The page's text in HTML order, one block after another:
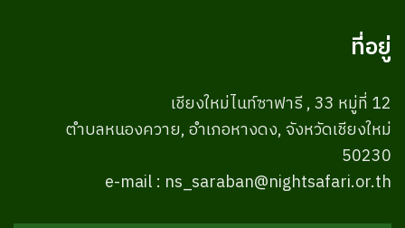
ที่อยู่
เชียงใหม่ไนท์ซาฟารี , 33 หมู่ที่ 12
ตำบลหนองควาย, อำเภอหางดง, จังหวัดเชียงใหม่
50230
e-mail : ns_saraban@nightsafari.or.th